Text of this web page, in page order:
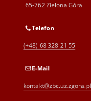
65-762 Zielona Góra
Telefon
(+48) 68 328 21 55
E-Mail
kontakt@zbc.uz.zgora.pl